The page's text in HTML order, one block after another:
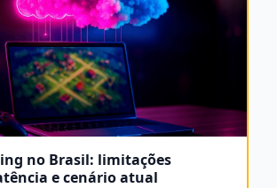
no Brasil: limitações
e cenário atual